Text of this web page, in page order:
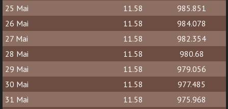
25 Mai 11.58
985.851
26 Mai
11.58
984.078
27 Mai
11.58
982.354
28 Mai
11.58
980.68
29 Mai
11.58
979.056
30 Mai
11.58
977.485
31 Mai
11.58
975.968